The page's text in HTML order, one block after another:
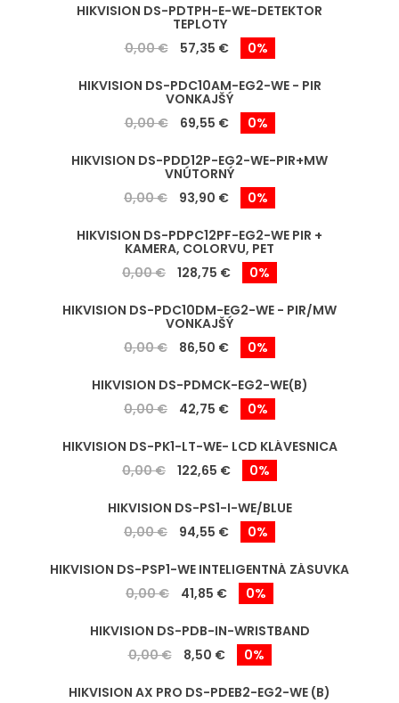
HIKVISION DS-PDTPH-E-WE-DETEKTOR
TEPLOTY
0,00 €
57,35 € 0%
HIKVISION DS-PDC10AM-EG2-WE - PIR
VONKAJŠÝ
0,00 €
69,55 € 0%
HIKVISION DS-PDD12P-EG2-WE-PIR+MW
VNÚTORNÝ
0,00 €
93,90 € 0%
HIKVISION DS-PDPC12PF-EG2-WE PIR +
KAMERA, COLORVU, PET
0,00 €
128,75 € 0%
HIKVISION DS-PDC10DM-EG2-WE - PIR/MW
VONKAJŠÝ
0,00 €
86,50 € 0%
HIKVISION DS-PDMCK-EG2-WE(B)
0,00 €
42,75 € 0%
HIKVISION DS-PK1-LT-WE- LCD KLÁVESNICA
0,00 €
122,65 € 0%
HIKVISION DS-PS1-I-WE/BLUE
0,00 €
94,55 € 0%
HIKVISION DS-PSP1-WE INTELIGENTNÁ ZÁSUVKA
0,00 €
41,85 € 0%
HIKVISION DS-PDB-IN-WRISTBAND
0,00 €
8,50 € 0%
HIKVISION AX PRO DS-PDEB2-EG2-WE (B)